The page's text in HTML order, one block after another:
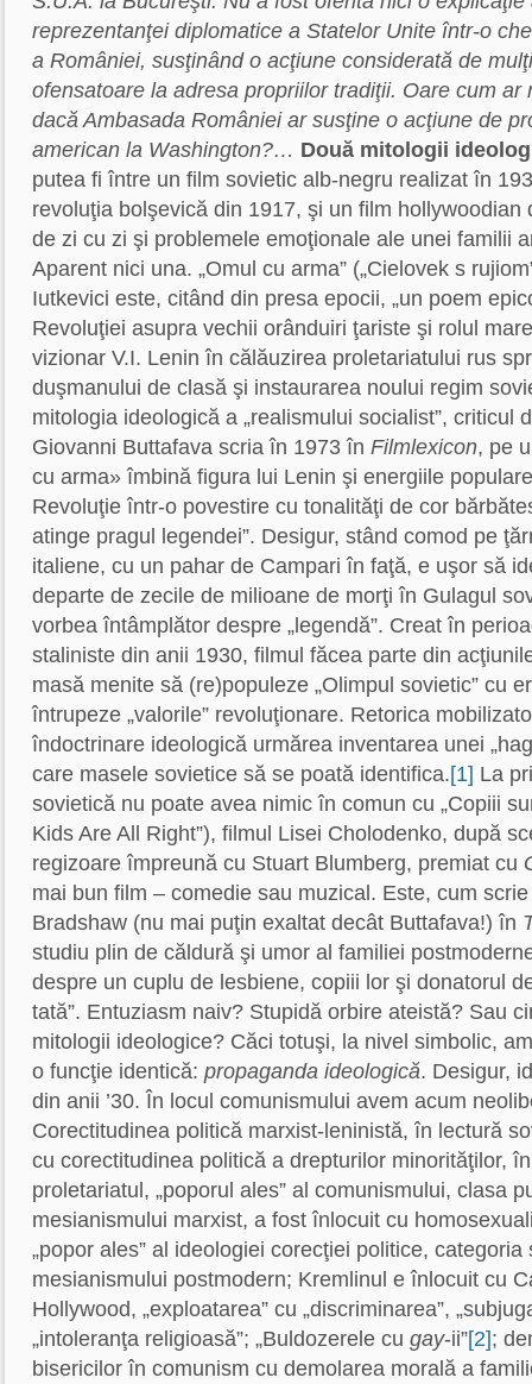
reprezentanţei diplomatice a Statelor Unite într-o
a României, susţinând o acţiune considerată de
ofensatoare la adresa propriilor tradiţii. Oare cum ar
dacă Ambasada României ar susţine o acţiune de
american la Washington?… Două mitologii
putea fi între un film sovietic alb-negru realizat în
revoluţia bolşevică din 1917, şi un film hollywoodian
de zi cu zi şi problemele emoţionale ale unei familii
Aparent nici una. „Omul cu arma” („Cielovek s
Iutkevici este, citând din presa epocii, „un poem
Revoluţiei asupra vechii orânduiri ţariste şi rolul
vizionar V.I. Lenin în călăuzirea proletariatului rus
duşmanului de clasă şi instaurarea noului regim
mitologia ideologică a „realismului socialist”, criticul
Giovanni Buttafava scria în 1973 în Filmlexicon, pe
cu arma» îmbină figura lui Lenin şi energiile
Revoluţie într-o povestire cu tonalităţi de cor
atinge pragul legendei”. Desigur, stând comod pe
italiene, cu un pahar de Campari în faţă, e uşor să
departe de zecile de milioane de morţi în Gulagul
vorbea întâmplător despre „legendă”. Creat în
staliniste din anii 1930, filmul făcea parte din
masă menite să (re)populeze „Olimpul sovietic” cu
întrupeze „valorile” revoluţionare. Retorica
îndoctrinare ideologică urmărea inventarea unei
care masele sovietice să se poată identifica.[1] La
sovietică nu poate avea nimic în comun cu „Copiii
Kids Are All Right”), filmul Lisei Cholodenko, după
regizoare împreună cu Stuart Blumberg, premiat cu
mai bun film – comedie sau muzical. Este, cum
Bradshaw (nu mai puţin exaltat decât Buttafava!) în
studiu plin de căldură şi umor al familiei
despre un cuplu de lesbiene, copiii lor şi donatorul
tată”. Entuziasm naiv? Stupidă orbire ateistă? Sau
mitologii ideologice? Căci totuşi, la nivel simbolic,
o funcţie identică: propaganda ideologică. Desigur,
din anii ’30. În locul comunismului avem acum
Corectitudinea politică marxist-leninistă, în lectură
cu corectitudinea politică a drepturilor minorităţilor,
proletariatul, „poporul ales” al comunismului, clasa
mesianismului marxist, a fost înlocuit cu
„popor ales” al ideologiei corecţiei politice,
mesianismului postmodern; Kremlinul e înlocuit cu
Hollywood, „exploatarea” cu „discriminarea”,
„intoleranţa religioasă”; „Buldozerele cu gay-ii”[2];
bisericilor în comunism cu demolarea morală a